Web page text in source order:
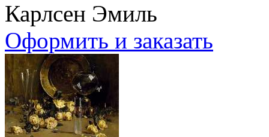
Карлсен Эмиль
Оформить и заказать